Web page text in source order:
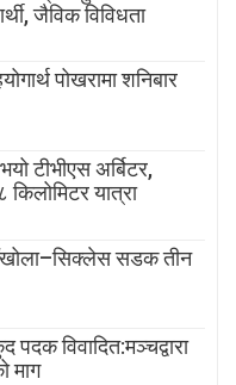
जैविक विविधता
पोखरामा शनिबार
टीभीएस अर्बिटर,
यात्रा
सडक तीन
विवादित:मञ्चद्वारा
माग